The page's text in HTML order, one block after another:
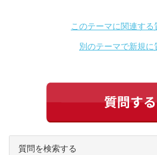
このテーマに関連する
別のテーマで新規に
質問を検索する